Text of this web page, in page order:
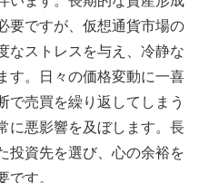
要ですが、仮想通貨市場の
なストレスを与え、冷静な
す。日々の価格変動に一喜
で売買を繰り返してしまう
に悪影響を及ぼします。長
投資先を選び、心の余裕を
です。